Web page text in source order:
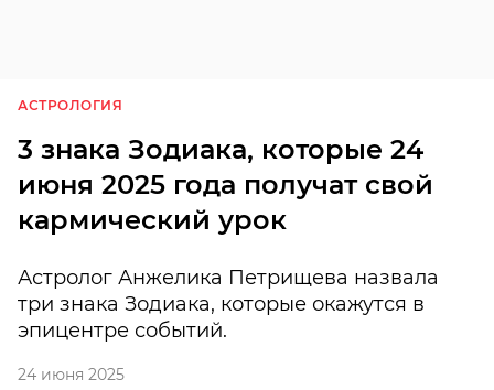
АСТРОЛОГИЯ
3 знака Зодиака, которые 24
июня 2025 года получат свой
кармический урок
Астролог Анжелика Петрищева назвала
три знака Зодиака, которые окажутся в
эпицентре событий.
24 июня 2025